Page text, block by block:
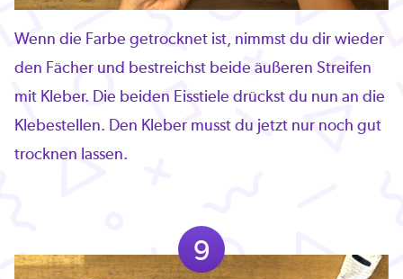
Wenn die Farbe getrocknet ist, nimmst du dir wieder
den Fächer und bestreichst beide äußeren Streifen
mit Kleber. Die beiden Eisstiele drückst du nun an die
Klebestellen. Den Kleber musst du jetzt nur noch gut
trocknen lassen.
9